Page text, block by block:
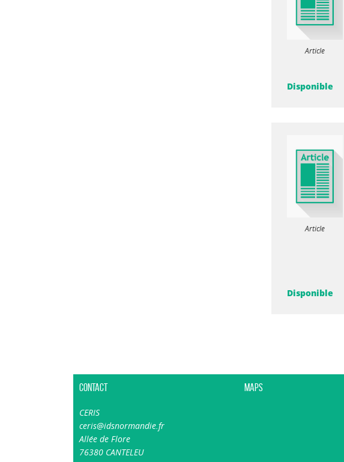
Article
Disponible
Article
Disponible
Contact
CERIS
ceris@idsnormandie.fr
Allée de Flore
76380 CANTELEU
Maps